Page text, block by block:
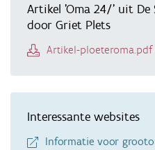
Artikel 'Oma 24/' uit De
door Griet Plets
Document
Artikel-ploeteroma.pdf
Interessante websites
Informatie voor